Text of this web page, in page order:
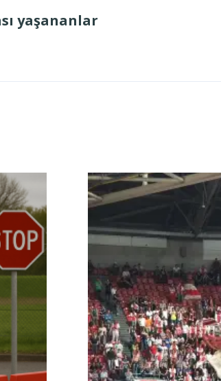
yaşananlar